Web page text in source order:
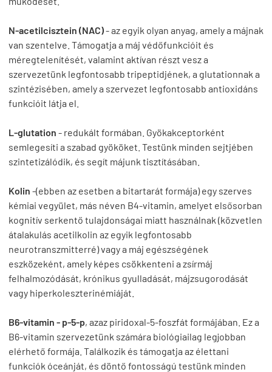
N-acetilcisztein (NAC)- az egyik olyan anyag, amely a májnak
van szentelve. Támogatja a máj védőfunkcióit és
méregtelenítését, valamint aktívan részt vesz a
szervezetünk legfontosabb tripeptidjének, a glutationnak a
szintézisében, amely a szervezet legfontosabb antioxidáns
funkcióit látja el.
L-glutation - redukált formában. Gyökakceptorként
semlegesíti a szabad gyököket. Testünk minden sejtjében
szintetizálódik, és segít májunk tisztításában.
Kolin -(ebben az esetben a bitartarát formája) egy szerves
kémiai vegyület, más néven B4-vitamin, amelyet elsősorban
kognitív serkentő tulajdonságai miatt használnak (közvetlen
átalakulás acetilkolin az egyik legfontosabb
neurotranszmitterré) vagy a máj egészségének
eszközeként, amely képes csökkenteni a zsírmáj
felhalmozódását, krónikus gyulladását, májzsugorodását
vagy hiperkoleszterinémiáját.
B6-vitamin - p-5-p, azaz piridoxal-5-foszfát formájában. Ez a
B6-vitamin szervezetünk számára biológiailag legjobban
elérhető formája. Találkozik és támogatja az élettani
funkciók óceánját, és döntő fontosságú testünk minden